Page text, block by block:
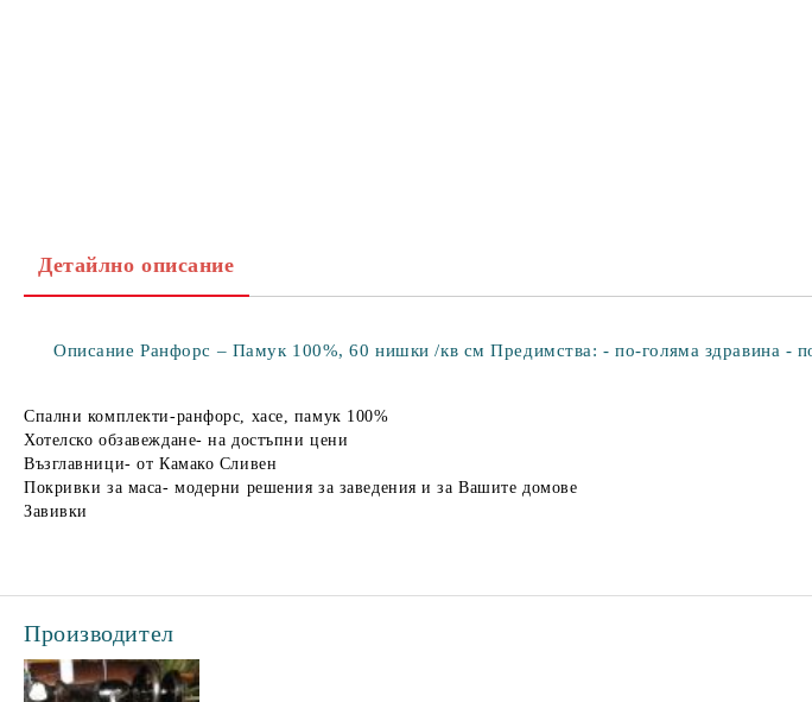
Детайлно описание
Описание Ранфорс – Памук 100%, 60 нишки /кв см Предимства: - по-голяма здравина -
Спални комплекти-ранфорс, хасе, памук 100%
Хотелско обзавеждане- на достъпни цени
Възглавници- от Камако Сливен
Покривки за маса- модерни решения за заведения и за Вашите домове
Завивки
Производител